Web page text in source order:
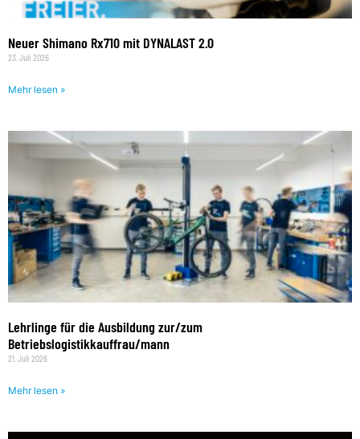
Neuer Shimano Rx710 mit DYNALAST 2.0
23. Juli 2026
Mehr lesen »
Lehrlinge für die Ausbildung zur/zum
Betriebslogistikkauffrau/mann
21. Juli 2026
Mehr lesen »